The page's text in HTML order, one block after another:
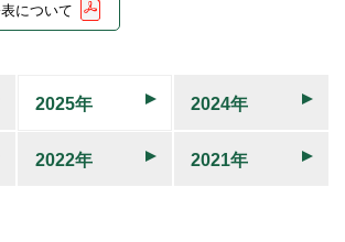
について
2025年 2024年
2022年 2021年